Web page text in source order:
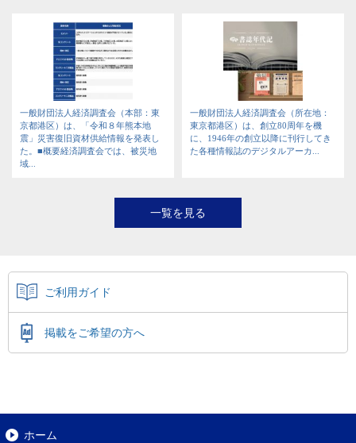
一般財団法人経済調査会（本部：東
京都港区）は、「令和８年熊本地
震」災害復旧資材供給情報を発表し
た。■概要経済調査会では、被災地
域...
一般財団法人経済調査会（所在地：
東京都港区）は、創立80周年を機
に、1946年の創立以降に刊行してき
た各種情報誌のデジタルアーカ...
一覧を見る
ご利用ガイド
掲載をご希望の方へ
ホーム